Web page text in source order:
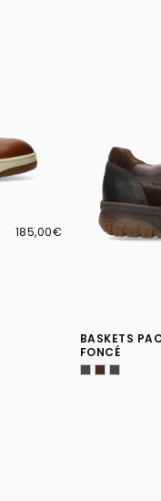
185,00€
PRIX
185,00€
BASKETS
FONCÉ